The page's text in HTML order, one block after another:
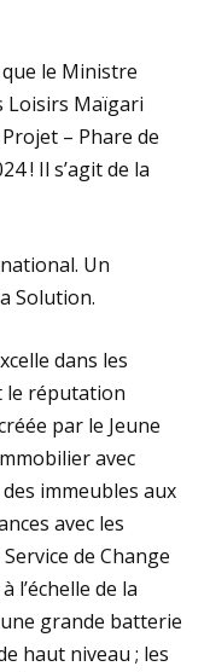
que le Ministre
Loisirs Maïgari
– Phare de
! Il s’agit de la
Un
Solution.
dans les
le réputation
par le Jeune
avec
immeubles aux
avec les
de Change
l’échelle de la
grande batterie
haut niveau ; les